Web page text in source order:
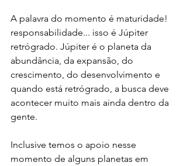
A palavra do momento é maturidade!
responsabilidade... isso é Júpiter
retrógrado. Júpiter é o planeta da
abundância, da expansão, do
crescimento, do desenvolvimento e
quando está retrógrado, a busca deve
acontecer muito mais ainda dentro da
gente.
Inclusive temos o apoio nesse
momento de alguns planetas em